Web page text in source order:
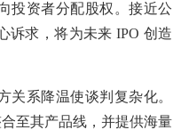
投资者分配股权。接近公
诉求，将为未来 IPO 创造
关系降温使谈判复杂化。
至其产品线，并提供海量